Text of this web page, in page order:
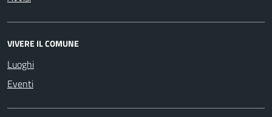
VIVERE IL COMUNE
Luoghi
Eventi